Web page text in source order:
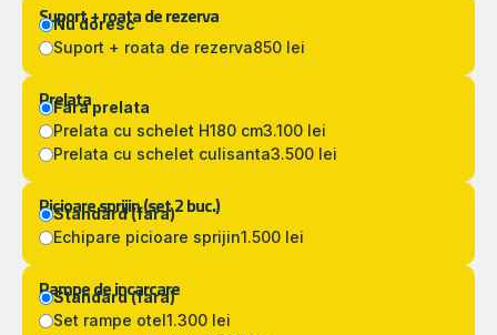
Suport + roata de rezerva
Nu doresc
Suport + roata de rezerva850 lei
Prelata
Fara prelata
Prelata cu schelet H180 cm3.100 lei
Prelata cu schelet culisanta3.500 lei
Picioare sprijin (set 2 buc.)
Standard (fara)
Echipare picioare sprijin1.500 lei
Rampe de incarcare
Standard (fara)
Set rampe otel1.300 lei